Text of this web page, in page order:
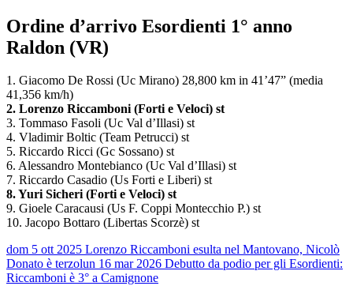
Ordine d’arrivo Esordienti 1° anno
Raldon (VR)
1. Giacomo De Rossi (Uc Mirano) 28,800 km in 41’47” (media
41,356 km/h)
2. Lorenzo Riccamboni (Forti e Veloci) st
3. Tommaso Fasoli (Uc Val d’Illasi) st
4. Vladimir Boltic (Team Petrucci) st
5. Riccardo Ricci (Gc Sossano) st
6. Alessandro Montebianco (Uc Val d’Illasi) st
7. Riccardo Casadio (Us Forti e Liberi) st
8. Yuri Sicheri (Forti e Veloci) st
9. Gioele Caracausi (Us F. Coppi Montecchio P.) st
10. Jacopo Bottaro (Libertas Scorzè) st
dom 5 ott 2025 Lorenzo Riccamboni esulta nel Mantovano, Nicolò
Donato è terzolun 16 mar 2026 Debutto da podio per gli Esordienti:
Riccamboni è 3° a Camignone